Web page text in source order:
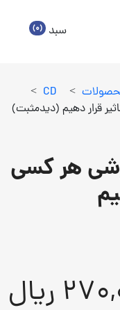
سبد (0)
>
CD
>
قرار دهیم (دیدمثبت)
هر کسی
ریال